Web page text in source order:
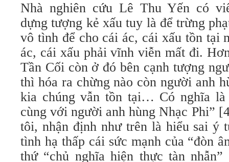
Nhà nghiên cứu Lê Thu Yến có
dựng tượng kẻ xấu tuy là để trừng
vô tình để cho cái ác, cái xấu tồn tại
ác, cái xấu phải vĩnh viễn mất đi.
Tần Cối còn ở đó bên cạnh tượng
thì hóa ra chừng nào còn người anh
kia chúng vẫn tồn tại… Có nghĩa
cùng với người anh hùng Nhạc Phi”
tôi, nhận định như trên là hiểu sai ý
tình hạ thấp cái sức mạnh của “đòn
thứ “chủ nghĩa hiện thực tàn